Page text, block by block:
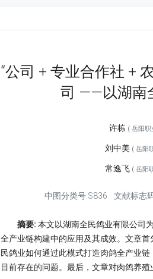
“公司 + 专业合作社 +
司 ——以湖南
许栋 ( 岳阳职
刘中美 ( 岳阳
常逸飞 ( 岳阳
中图分类号:S836 文献标志
摘要: 本文以湖南全民鸽业有限公司
全产业链构建中的应用及其成效。文章
民鸽业如何通过此模式打造肉鸽全产业
目前存在的问题。最后，文章对肉鸽养